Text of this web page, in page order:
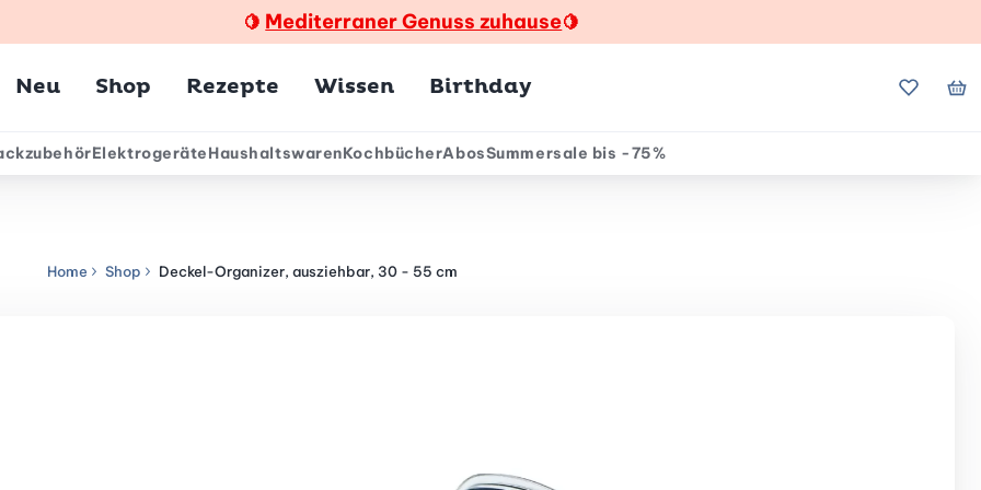
🍋 Mediterraner Genuss zuhause🍋
Neu Shop Rezepte Wissen Birthday Meine
ElektrogeräteHaushaltswarenKochbücherAbosSummersale bis -75%
Home Shop Deckel-Organizer, ausziehbar, 30 - 55 cm